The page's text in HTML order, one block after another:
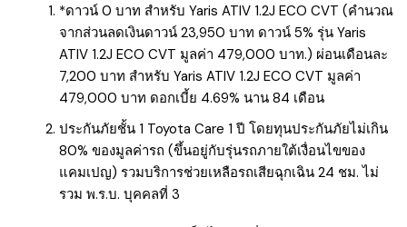
*ดาวน์ 0 บาท สำหรับ Yaris ATIV 1.2J ECO CVT (คำนวณ
จากส่วนลดเงินดาวน์ 23,950 บาท ดาวน์ 5% รุ่น Yaris
ATIV 1.2J ECO CVT มูลค่า 479,000 บาท.) ผ่อนเดือนละ
7,200 บาท สำหรับ Yaris ATIV 1.2J ECO CVT มูลค่า
479,000 บาท ดอกเบี้ย 4.69% นาน 84 เดือน
ประกันภัยชั้น 1 Toyota Care 1 ปี โดยทุนประกันภัยไม่เกิน
80% ของมูลค่ารถ (ขึ้นอยู่กับรุ่นรถภายใต้เงื่อนไขของ
แคมเปญ) รวมบริการช่วยเหลือรถเสียฉุกเฉิน 24 ชม. ไม่
รวม พ.ร.บ. บุคคลที่ 3